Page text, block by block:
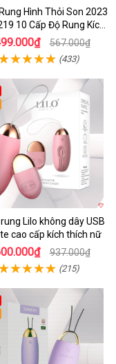
Hình Thỏi Son 2023
10 Cấp Độ Rung Kích
Thích567.000₫
(433)
Lilo không dây USB
cao cấp kích thích nữ
937.000₫
(215)